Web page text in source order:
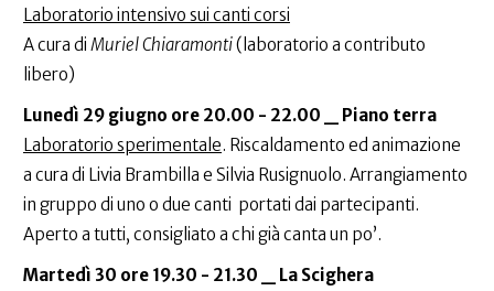
Laboratorio intensivo sui canti corsi
A cura di Muriel Chiaramonti(laboratorio a contributo
libero)
Lunedì 29 giugno ore 20.00 - 22.00 _ Piano terra
Laboratorio sperimentale. Riscaldamento ed animazione
a cura di Livia Brambilla e Silvia Rusignuolo. Arrangiamento
in gruppo di uno o due canti portati dai partecipanti.
Aperto a tutti, consigliato a chi già canta un po’.
Martedì 30 ore 19.30 - 21.30 _ La Scighera